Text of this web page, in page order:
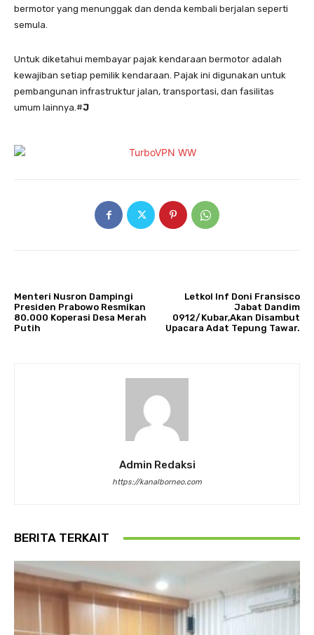
bermotor yang menunggak dan denda kembali berjalan seperti
semula.
Untuk diketahui membayar pajak kendaraan bermotor adalah
kewajiban setiap pemilik kendaraan. Pajak ini digunakan untuk
pembangunan infrastruktur jalan, transportasi, dan fasilitas
umum lainnya.#J
Menteri Nusron Dampingi
Presiden Prabowo Resmikan
80.000 Koperasi Desa Merah
Putih
Letkol Inf Doni Fransisco
Jabat Dandim
0912/Kubar,Akan Disambut
Upacara Adat Tepung Tawar.
Admin Redaksi
https://kanalborneo.com
BERITA TERKAIT